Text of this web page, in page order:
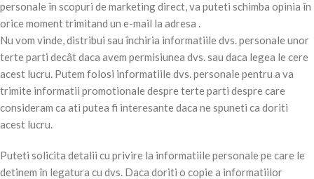
personale în scopuri de marketing direct, va puteti schimba opinia în
orice moment trimitand un e-mail la adresa .
Nu vom vinde, distribui sau închiria informatiile dvs. personale unor
terte parti decât daca avem permisiunea dvs. sau daca legea le cere
acest lucru. Putem folosi informatiile dvs. personale pentru a va
trimite informatii promotionale despre terte parti despre care
consideram ca ati putea fi interesante daca ne spuneti ca doriti
acest lucru.
Puteti solicita detalii cu privire la informatiile personale pe care le
detinem în legatura cu dvs. Daca doriti o copie a informatiilor